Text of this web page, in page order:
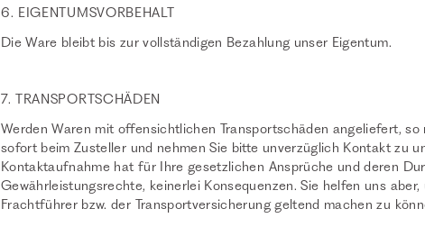
6. EIGENTUMSVORBEHALT
Die Ware bleibt bis zur vollständigen Bezahlung unser Eigentum.
7. TRANSPORTSCHÄDEN
Werden Waren mit offensichtlichen Transportschäden angeliefert,
sofort beim Zusteller und nehmen Sie bitte unverzüglich Kontakt zu
Kontaktaufnahme hat für Ihre gesetzlichen Ansprüche und deren
Gewährleistungsrechte, keinerlei Konsequenzen. Sie helfen uns
Frachtführer bzw. der Transportversicherung geltend machen zu